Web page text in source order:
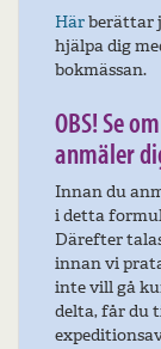
Härberättar
hjälpa dig
bokmässan.
OBS! Se
anmäler
Innan du
i detta
Därefter
innan vi
inte vill gå
delta, får du